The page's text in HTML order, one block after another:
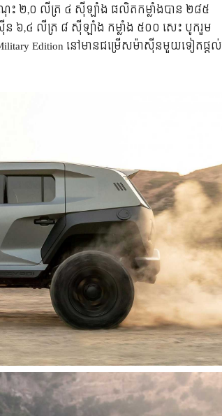
ចំណុះ ២,០ លីត្រ ៤ ស៊ីឡាំង ផលិត​កម្លាំង​បាន​ ២៨៥
៦,៤ លីត្រ ៨ ស៊ីឡាំង​ កម្លាំង ៥០០ សេះ បូក​រួម​
Edition នៅ​មាន​​ជម្រើស​ម៉ាស៊ីន​មួយ​ទៀត​ផ្ដល់​